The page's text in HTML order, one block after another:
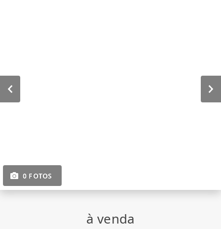
0 FOTOS
à venda